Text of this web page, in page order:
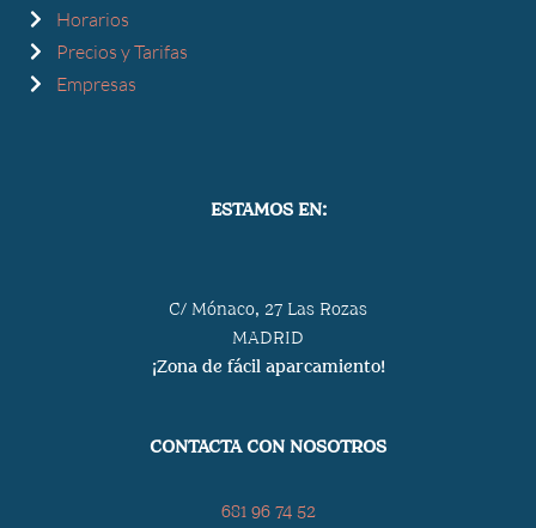
Horarios
Precios y Tarifas
Empresas
ESTAMOS EN:
C/ Mónaco, 27 Las Rozas
MADRID
¡Zona de fácil aparcamiento!
CONTACTA CON NOSOTROS
681 96 74 52